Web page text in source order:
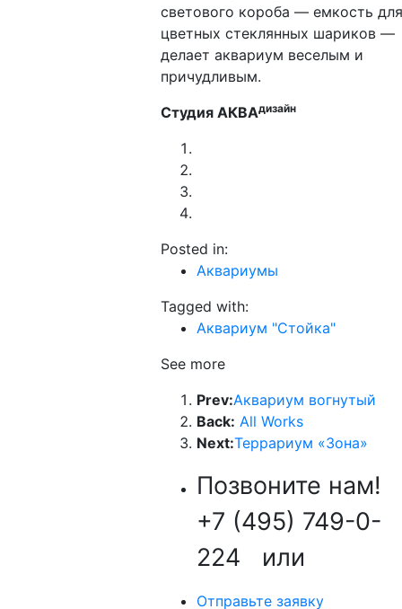
светового короба — емкость для
цветных стеклянных шариков —
делает аквариум веселым и
причудливым.
Студия АКВАдизайн
Posted in:
Аквариумы
Tagged with:
Аквариум "Стойка"
See more
Prev:Аквариум вогнутый
Back: All Works
Next:Террариум «Зона»
Позвоните нам!
+7 (495) 749-0-
224 или
Отправьте заявку